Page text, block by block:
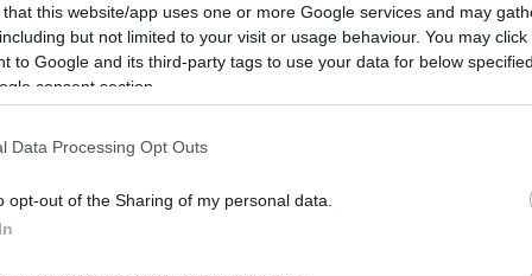
that this website/app uses one or more Google services and may
but not limited to your visit or usage behaviour. You may
to Google and its third-party tags to use your data for below
consent section.
Data Processing Opt Outs
opt-out of the Sharing of my personal data.
patrimonio fino alla scadenza o per un periodo
atti amministrativi e trovare adeguata motivazione
rientri tra le attività statutarie: il criterio è